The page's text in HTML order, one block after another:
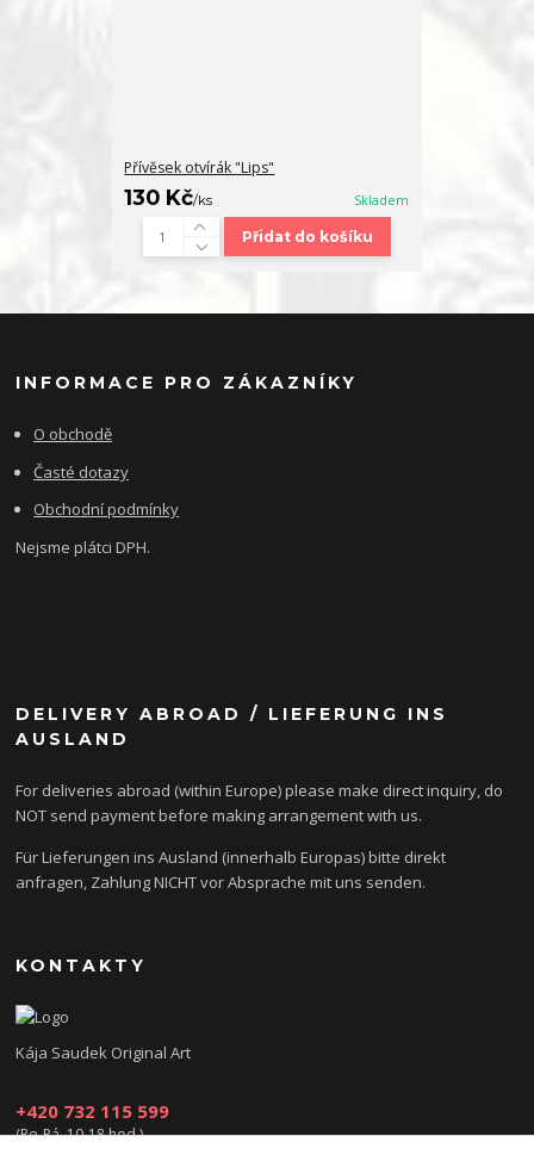
Přívěsek otvírák "Lips"
130 Kč/ks Skladem
Přidat do košíku
INFORMACE PRO ZÁKAZNÍKY
O obchodě
Časté dotazy
Obchodní podmínky
Nejsme plátci DPH.
DELIVERY ABROAD / LIEFERUNG INS
AUSLAND
For deliveries abroad (within Europe) please make direct inquiry, do
NOT send payment before making arrangement with us.
Für Lieferungen ins Ausland (innerhalb Europas) bitte direkt
anfragen, Zahlung NICHT vor Absprache mit uns senden.
KONTAKTY
Kája Saudek Original Art
+420 732 115 599
(Po-Pá, 10-18 hod.)